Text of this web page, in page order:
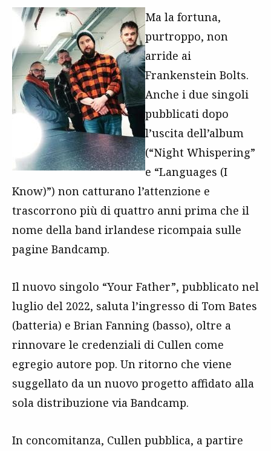
Ma la fortuna,
purtroppo, non
arride ai
Frankenstein Bolts.
Anche i due singoli
pubblicati dopo
l’uscita dell’album
(“Night Whispering”
e “Languages (I
Know)”) non catturano l’attenzione e
trascorrono più di quattro anni prima che il
nome della band irlandese ricompaia sulle
pagine Bandcamp.
Il nuovo singolo “Your Father”, pubblicato nel
luglio del 2022, saluta l’ingresso di Tom Bates
(batteria) e Brian Fanning (basso), oltre a
rinnovare le credenziali di Cullen come
egregio autore pop. Un ritorno che viene
suggellato da un nuovo progetto affidato alla
sola distribuzione via Bandcamp.
In concomitanza, Cullen pubblica, a partire